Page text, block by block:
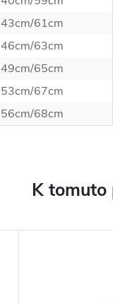
43cm/61cm
46cm/63cm
49cm/65cm
53cm/67cm
56cm/68cm
K tomuto